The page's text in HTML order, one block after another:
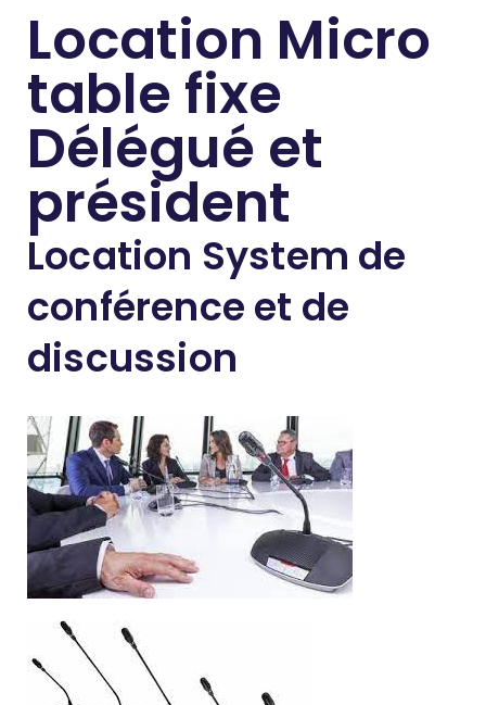
Location Micro
table fixe
Délégué et
président
Location System de
conférence et de
discussion